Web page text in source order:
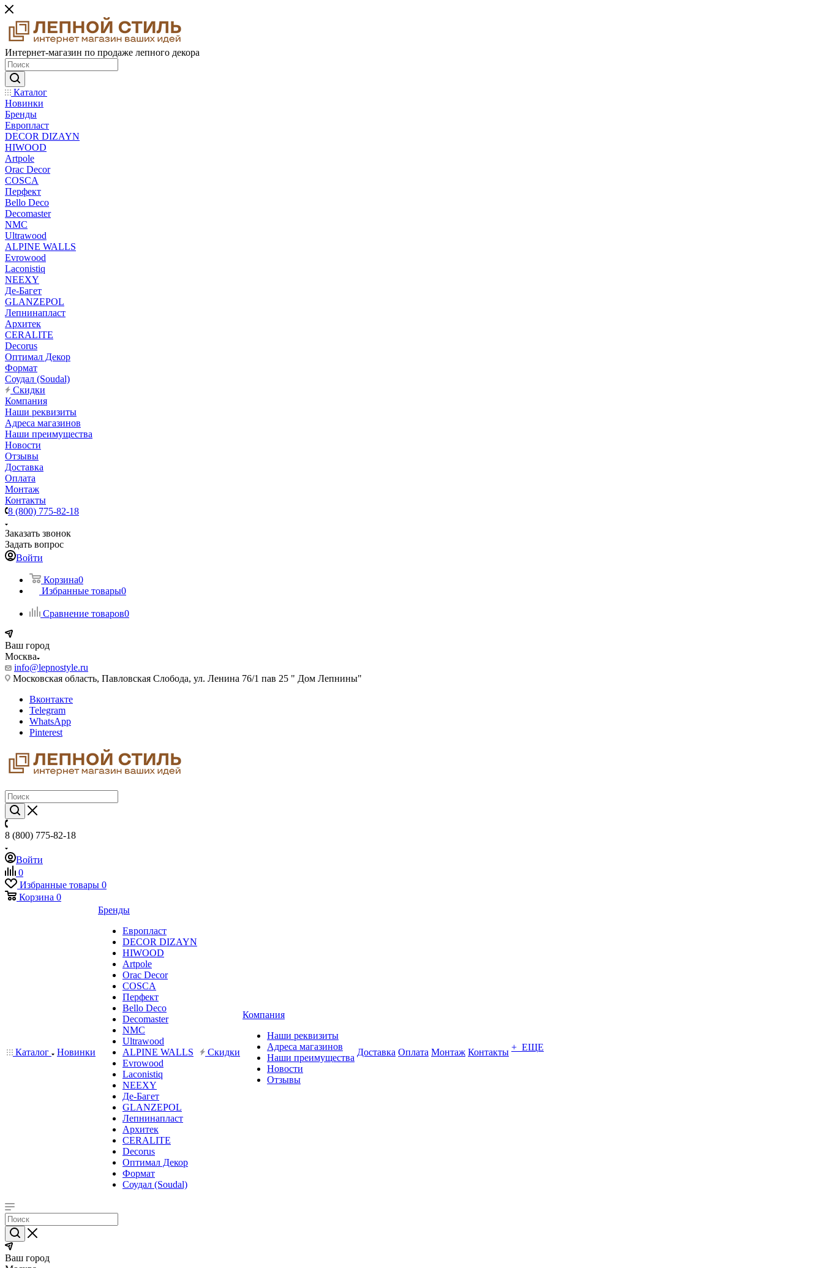
Интернет-магазин по продаже лепного декора
Каталог
Новинки
Бренды
Европласт
DECOR DIZAYN
HIWOOD
Artpole
Orac Decor
COSCA
Перфект
Bello Deco
Decomaster
NMС
Ultrawood
ALPINE WALLS
Evrowood
Laconistiq
NEEXY
Де-Багет
GLANZEPOL
Лепнинапласт
Архитек
CERALITE
Decorus
Оптимал Декор
Формат
Соудал (Soudal)
Скидки
Компания
Наши реквизиты
Адреса магазинов
Наши преимущества
Новости
Отзывы
Доставка
Оплата
Монтаж
Контакты
8 (800) 775-82-18
Заказать звонок
Задать вопрос
Войти
Корзина0
Избранные товары0
Сравнение товаров0
Ваш город
Москва
info@lepnostyle.ru
Московская область, Павловская Слобода, ул. Ленина 76/1 пав 25 " Дом Лепнины"
Вконтакте
Telegram
WhatsApp
Pinterest
8 (800) 775-82-18
Войти
0
Избранные товары 0
Корзина 0
Каталог Новинки
Бренды
Европласт
DECOR DIZAYN
HIWOOD
Artpole
Orac Decor
COSCA
Перфект
Bello Deco
Decomaster
NMС
Ultrawood
ALPINE WALLS
Evrowood
Laconistiq
NEEXY
Де-Багет
GLANZEPOL
Лепнинапласт
Архитек
CERALITE
Decorus
Оптимал Декор
Формат
Соудал (Soudal)
Скидки
Компания
Наши реквизиты
Адреса магазинов
Наши преимущества
Новости
Отзывы
Доставка Оплата Монтаж Контакты + ЕЩЕ
Ваш город